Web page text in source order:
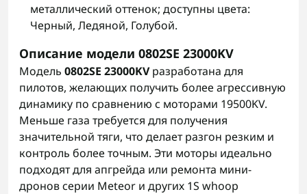
металлический оттенок; доступны цвета:
Черный, Ледяной, Голубой.
Описание модели 0802SE 23000KV
Модель 0802SE 23000KVразработана для
пилотов, желающих получить более агрессивную
динамику по сравнению с моторами 19500KV.
Меньше газа требуется для получения
значительной тяги, что делает разгон резким и
контроль более точным. Эти моторы идеально
подходят для апгрейда или ремонта мини-
дронов серии Meteor и других 1S whoop